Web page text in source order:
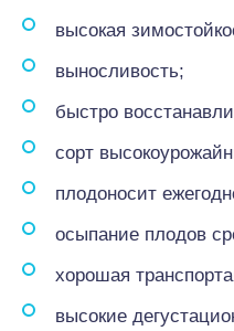
высокая
выносливость;
быстро
сорт
плодоносит
осыпание плодов
хорошая
высокие